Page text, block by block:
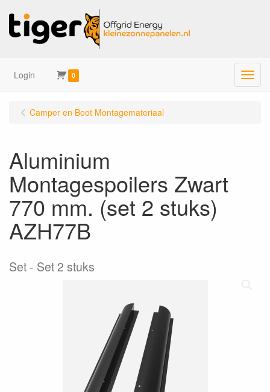
Login 0 Menu
Camper en Boot Montagemateriaal
Aluminium
Montagespoilers Zwart
770 mm. (set 2 stuks)
AZH77B
Set Set 2 stuks